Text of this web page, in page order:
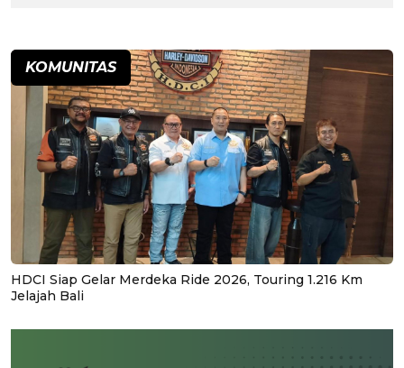
KOMUNITAS
HDCI Siap Gelar Merdeka Ride 2026, Touring 1.216 Km
Jelajah Bali